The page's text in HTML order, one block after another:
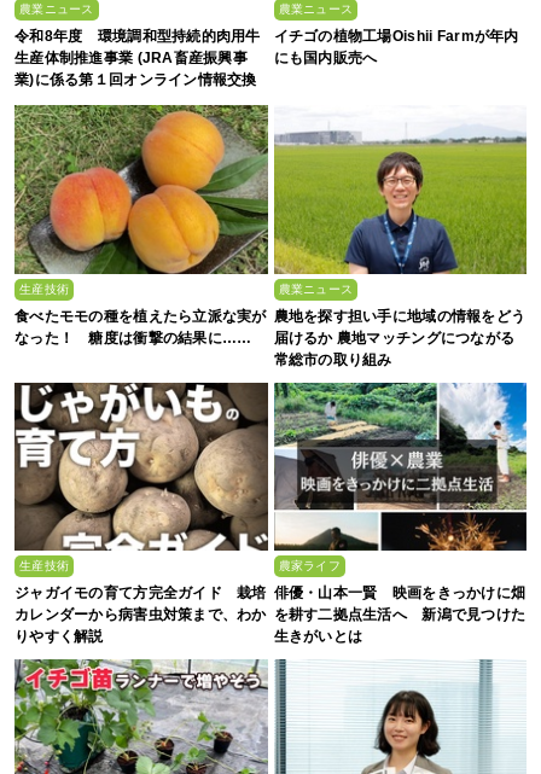
農業ニュース
令和8年度 環境調和型持続的肉用牛
生産体制推進事業 (JRA畜産振興事
業)に係る第１回オンライン情報交換
会
農業ニュース
イチゴの植物工場Oishii Farmが年内
にも国内販売へ
生産技術
食べたモモの種を植えたら立派な実が
なった！ 糖度は衝撃の結果に……
農業ニュース
農地を探す担い手に地域の情報をどう
届けるか 農地マッチングにつながる
常総市の取り組み
生産技術
ジャガイモの育て方完全ガイド 栽培
カレンダーから病害虫対策まで、わか
りやすく解説
農家ライフ
俳優・山本一賢 映画をきっかけに畑
を耕す二拠点生活へ 新潟で見つけた
生きがいとは